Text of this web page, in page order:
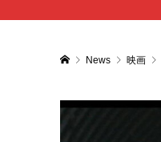
News 映画